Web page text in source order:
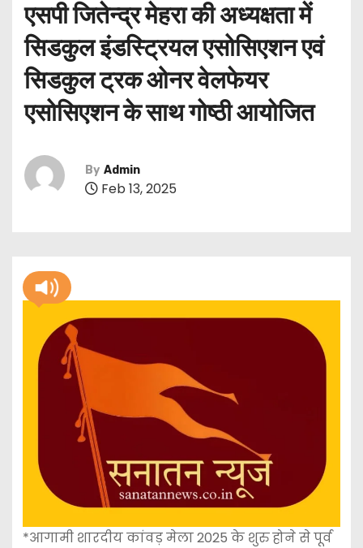
एसपी जितेन्द्र मेहरा की अध्यक्षता में
सिडकुल इंडस्ट्रियल एसोसिएशन एवं
सिडकुल ट्रक ओनर वेलफेयर
एसोसिएशन के साथ गोष्ठी आयोजित
By Admin
Feb 13, 2025
*आगामी शारदीय कांवड़ मेला 2025 के शुरु होने से पूर्व